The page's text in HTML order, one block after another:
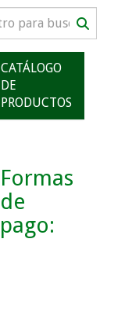
CATÁLOGO
DE
PRODUCTOS
Formas
de
pago: